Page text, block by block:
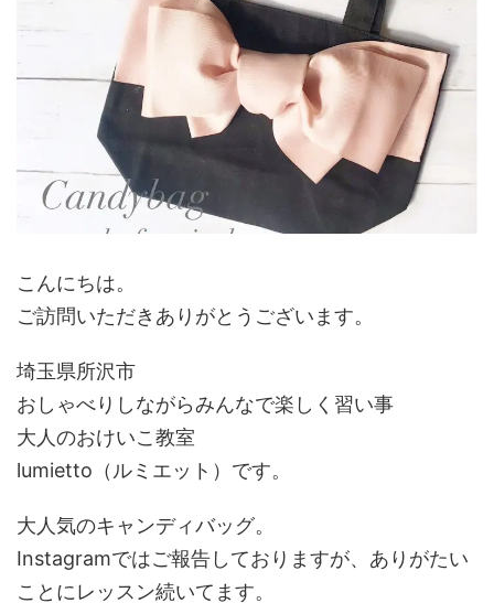
こんにちは。
ご訪問いただきありがとうございます。
埼玉県所沢市
おしゃべりしながらみんなで楽しく習い事
大人のおけいこ教室
lumietto（ルミエット）です。
大人気のキャンディバッグ。
Instagramではご報告しておりますが、ありがたい
ことにレッスン続いてます。